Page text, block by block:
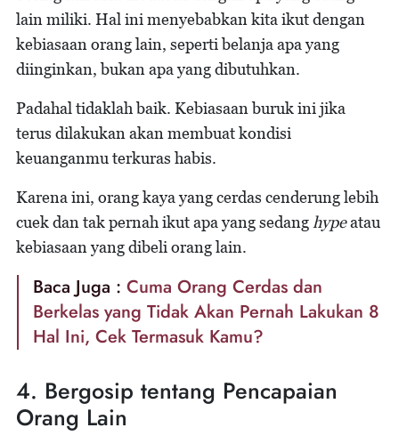
lain miliki. Hal ini menyebabkan kita ikut dengan
kebiasaan orang lain, seperti belanja apa yang
diinginkan, bukan apa yang dibutuhkan.
Padahal tidaklah baik. Kebiasaan buruk ini jika
terus dilakukan akan membuat kondisi
keuanganmu terkuras habis.
Karena ini, orang kaya yang cerdas cenderung lebih
cuek dan tak pernah ikut apa yang sedang hypeatau
kebiasaan yang dibeli orang lain.
Baca Juga : Cuma Orang Cerdas dan
Berkelas yang Tidak Akan Pernah Lakukan 8
Hal Ini, Cek Termasuk Kamu?
4. Bergosip tentang Pencapaian
Orang Lain